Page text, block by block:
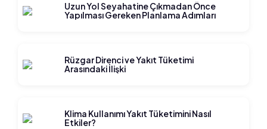
Uzun Yol Seyahatine Çıkmadan Önce
Yapılması Gereken Planlama Adımları
Rüzgar Direnci ve Yakıt Tüketimi
Arasındaki İlişki
Klima Kullanımı Yakıt Tüketimini Nasıl
Etkiler?